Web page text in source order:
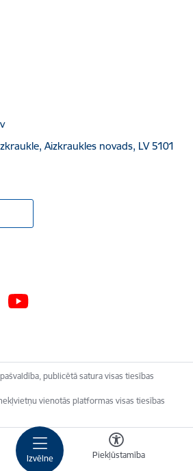
Izvēlne Piekļūstamība
Aizkraukles novads, LV 5101
publicētā satura visas tiesības
vienotās platformas visas tiesības